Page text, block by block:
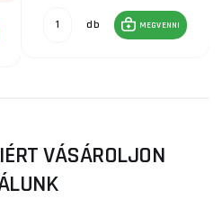
db MEGVENNI
VÁSÁROLJON